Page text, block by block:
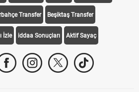
Transfer Beşiktaş Transfer
İzle iddaa Sonuçları Aktif Sayaç